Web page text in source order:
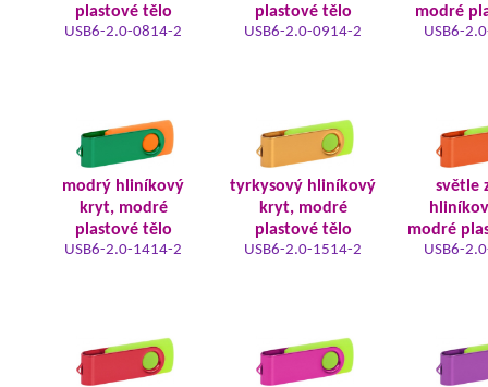
plastové tělo
USB6-2.0-0814-2
plastové tělo
USB6-2.0-0914-2
modré
USB6-
modrý hliníkový
kryt, modré
plastové tělo
USB6-2.0-1414-2
tyrkysový hliníkový
kryt, modré
plastové tělo
USB6-2.0-1514-2
světle
modré
USB6-